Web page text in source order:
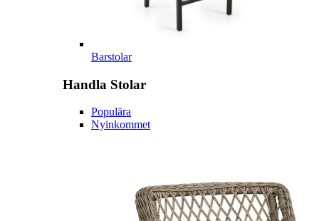
Barstolar
Handla Stolar
Populära
Nyinkommet